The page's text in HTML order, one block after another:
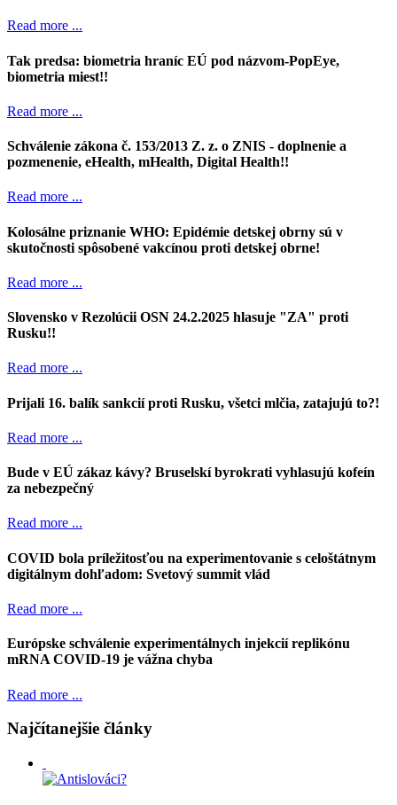
Read more ...
Tak predsa: biometria hraníc EÚ pod názvom-PopEye,
biometria miest!!
Read more ...
Schválenie zákona č. 153/2013 Z. z. o ZNIS - doplnenie a
pozmenenie, eHealth, mHealth, Digital Health!!
Read more ...
Kolosálne priznanie WHO: Epidémie detskej obrny sú v
skutočnosti spôsobené vakcínou proti detskej obrne!
Read more ...
Slovensko v Rezolúcii OSN 24.2.2025 hlasuje "ZA" proti
Rusku!!
Read more ...
Prijali 16. balík sankcií proti Rusku, všetci mlčia, zatajujú to?!
Read more ...
Bude v EÚ zákaz kávy? Bruselskí byrokrati vyhlasujú kofeín
za nebezpečný
Read more ...
COVID bola príležitosťou na experimentovanie s celoštátnym
digitálnym dohľadom: Svetový summit vlád
Read more ...
Európske schválenie experimentálnych injekcií replikónu
mRNA COVID-19 je vážna chyba
Read more ...
Najčítanejšie články